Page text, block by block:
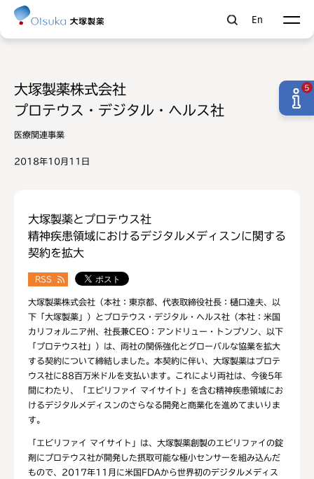
En
大塚製薬株式会社
プロテウス・デジタル・ヘルス社
医療関連事業
2018年10月11日
大塚製薬とプロテウス社
精神疾患領域におけるデジタルメディスンに関する
契約を拡大
RSS
大塚製薬株式会社（本社：東京都、代表取締役社長：樋口達夫、以
下「大塚製薬」）とプロテウス・デジタル・ヘルス社（本社：米国
カリフォルニア州、社長兼CEO：アンドリュー・トンプソン、以下
「プロテウス社」）は、両社の関係強化とグローバルな協業を拡大
する契約について締結しました。本契約に伴い、大塚製薬はプロテ
ウス社に88百万米ドルを支払います。これにより両社は、今後5年
間にわたり、「エビリファイ マイサイト」を含む精神疾患領域にお
けるデジタルメディスンのさらなる開発と商業化を進めてまいりま
す。
「エビリファイ マイサイト」は、大塚製薬創製のエビリファイの錠
剤にプロテウス社が開発した摂取可能な極小センサーを組み込んだ
もので、2017年11月に米国FDAから世界初のデジタルメディス
5